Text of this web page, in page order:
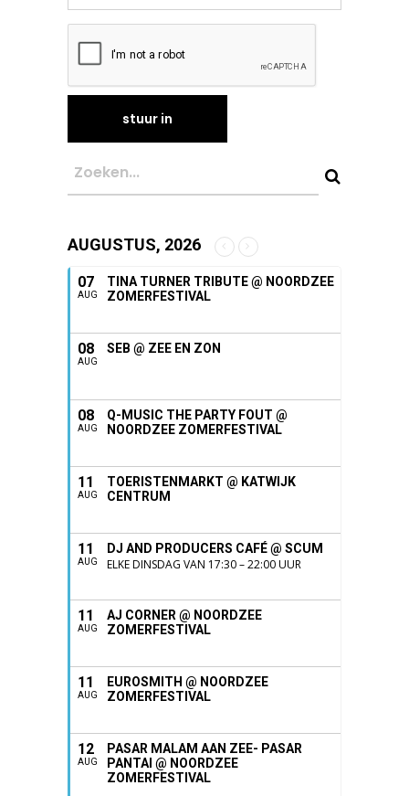
AUGUSTUS, 2026
07
AUG
TINA TURNER TRIBUTE @ NOORDZEE
ZOMERFESTIVAL
08
AUG
SEB @ ZEE EN ZON
08
AUG
Q-MUSIC THE PARTY FOUT @
NOORDZEE ZOMERFESTIVAL
11
AUG
TOERISTENMARKT @ KATWIJK
CENTRUM
11
AUG
DJ AND PRODUCERS CAFÉ @ SCUM
ELKE DINSDAG VAN 17:30 – 22:00 UUR
11
AUG
AJ CORNER @ NOORDZEE
ZOMERFESTIVAL
11
AUG
EUROSMITH @ NOORDZEE
ZOMERFESTIVAL
12
AUG
PASAR MALAM AAN ZEE- PASAR
PANTAI @ NOORDZEE
ZOMERFESTIVAL